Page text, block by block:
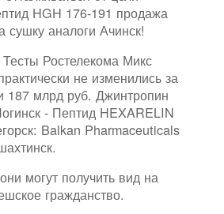
HGH 176-191 продажа
сушку аналоги Ачинск!
Ростелекома Микс
не изменились за
187 млрд руб. Джинтропин
- Пептид HEXARELIN
Balkan Pharmaceuticals
могут получить вид на
гражданство.